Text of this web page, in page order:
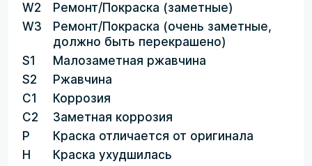
W2
Ремонт/Покраска (заметные)
W3
Ремонт/Покраска (очень заметные,
должно быть перекрашено)
S1
Малозаметная ржавчина
S2
Ржавчина
C1
Коррозия
C2
Заметная коррозия
P
Краска отличается от оригинала
H
Краска ухудшилась